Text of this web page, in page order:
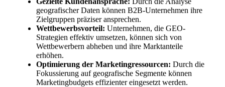
geografischer Daten können B2B-Unternehmen ihre
Zielgruppen präziser ansprechen.
Wettbewerbsvorteil: Unternehmen, die GEO-
Strategien effektiv umsetzen, können sich von
Wettbewerbern abheben und ihre Marktanteile
erhöhen.
Optimierung der Marketingressourcen: Durch die
Fokussierung auf geografische Segmente können
Marketingbudgets effizienter eingesetzt werden.